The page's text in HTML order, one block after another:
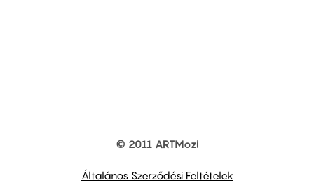
© 2011 ARTMozi
Általános Szerződési Feltételek